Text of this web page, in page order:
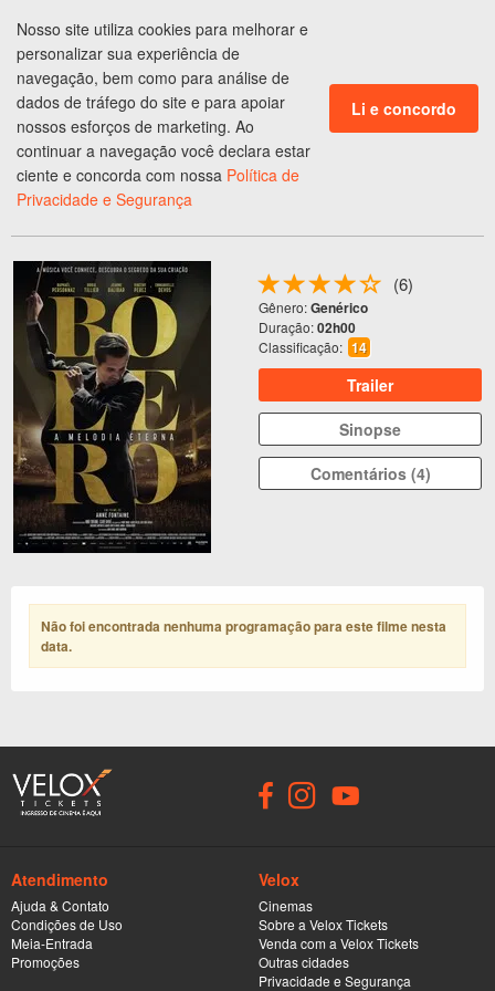
Ingressos em Fortaleza
Programação do Cinema
BOLERO, A MELODIA ETERNA
(6)
Gênero:Genérico
Duração:02h00
Classificação: 14
Trailer
Sinopse
Comentários (4)
Não foi encontrada nenhuma programação para este filme nesta
data.
Atendimento
Ajuda & Contato
Condições de Uso
Meia-Entrada
Promoções
Velox
Cinemas
Sobre a Velox Tickets
Venda com a Velox Tickets
Outras cidades
Privacidade e Segurança
Nosso site utiliza cookies para melhorar e
personalizar sua experiência de
navegação, bem como para análise de
dados de tráfego do site e para apoiar
nossos esforços de marketing. Ao
continuar a navegação você declara estar
ciente e concorda com nossa Política de
Privacidade e Segurança
Li e concordo